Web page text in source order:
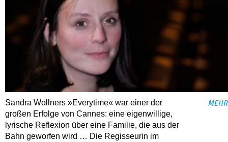
Sandra Wollners »Everytime« war einer der
großen Erfolge von Cannes: eine eigenwillige,
lyrische Reflexion über eine ­Familie, die aus der
Bahn geworfen wird … Die Regisseurin im
MEHR